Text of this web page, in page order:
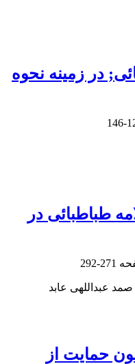
در زمینه نحوه
طباطبائی در
271-292
عبداللهی عابد
حمایت از